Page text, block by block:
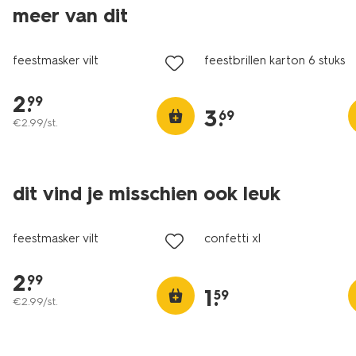
meer van dit
feestmasker vilt
2.
99
€2.99/st.
feestbrillen karton 6 stuks
3.
69
dit vind je misschien ook leuk
feestmasker vilt
2.
99
€2.99/st.
confetti xl
1.
59